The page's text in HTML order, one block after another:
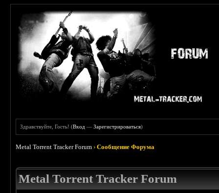
Здравствуйте, Гость! (Вход —Зарегистрироваться)
Metal Torrent Tracker Forum ›Сообщение Форума
Metal Torrent Tracker Forum